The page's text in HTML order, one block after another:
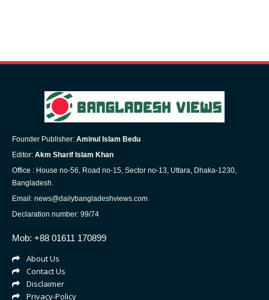
Founder Publisher: Aminul Islam Bedu
Editor: Akm Sharif Islam Khan
Office : House no-56, Road no-15, Sector no-13, Uttara, Dhaka-1230,
Bangladesh.
Email: news@dailybangladeshviews.com
Declaration number: 99/74
Mob: +88 01611 170899
About Us
Contact Us
Disclaimer
Privacy-Policy